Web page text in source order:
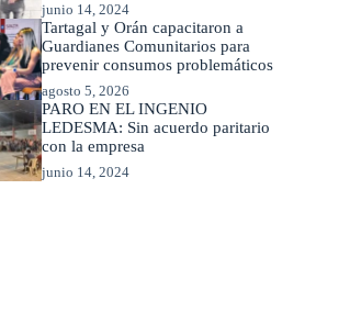
junio 14, 2024
Tartagal y Orán capacitaron a
Guardianes Comunitarios para
prevenir consumos problemáticos
agosto 5, 2026
PARO EN EL INGENIO
LEDESMA: Sin acuerdo paritario
con la empresa
junio 14, 2024